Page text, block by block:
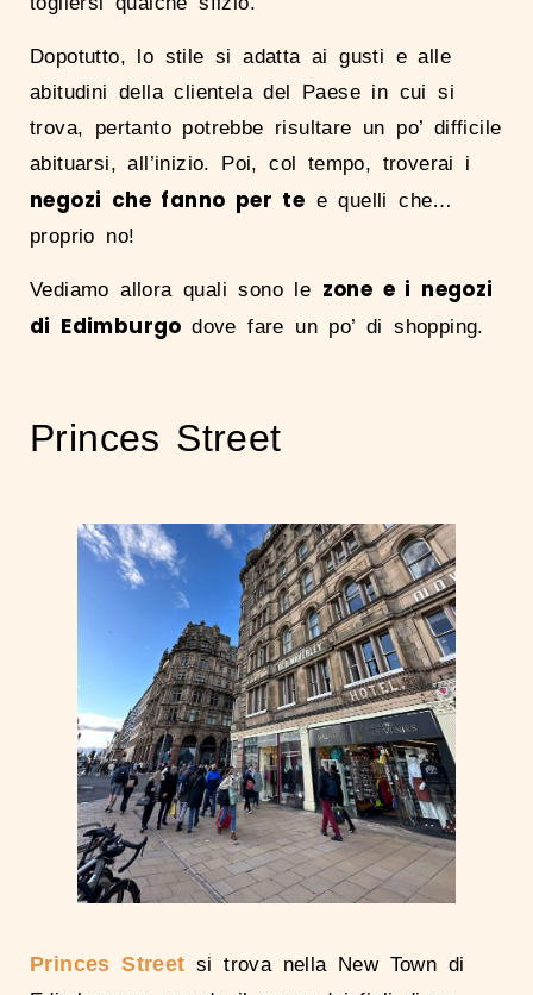
Dopotutto, lo stile si adatta ai gusti e alle
abitudini della clientela del Paese in cui si
trova, pertanto potrebbe risultare un po’ difficile
abituarsi, all’inizio. Poi, col tempo, troverai i
negozi che fanno per te e quelli che…
proprio no!
Vediamo allora quali sono le zone e i negozi
di Edimburgodove fare un po’ di shopping.
Princes Street
Princes Street si trova nella New Town di